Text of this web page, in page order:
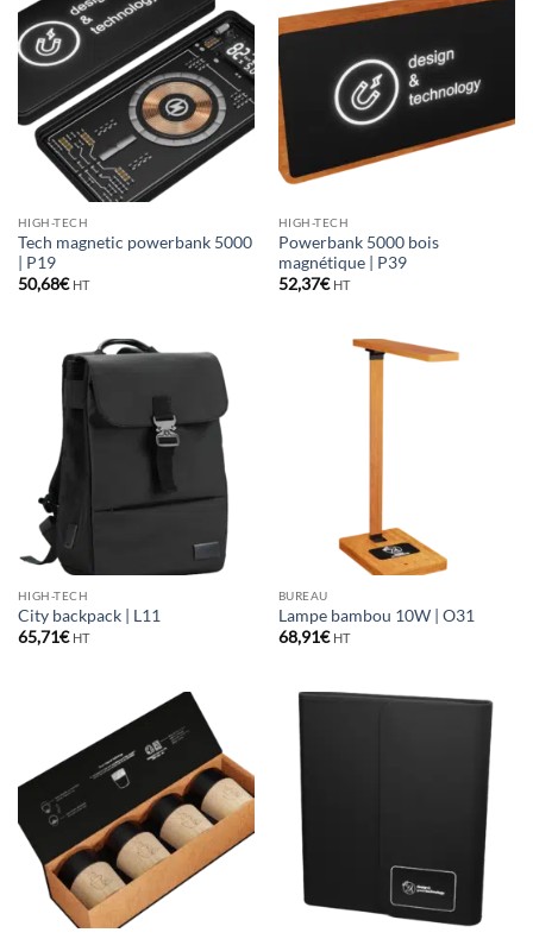
HIGH-TECH
Tech magnetic powerbank 5000
| P19
50,68€ HT
HIGH-TECH
Powerbank 5000 bois
magnétique | P39
52,37€ HT
HIGH-TECH
City backpack | L11
65,71€ HT
BUREAU
Lampe bambou 10W | O31
68,91€ HT